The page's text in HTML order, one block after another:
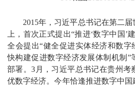
2015年，习近平总书记在第二
上，首次正式提出“推进‘数字中国’
全会提出“健全促进实体经济和数字
快构建促进数字经济发展体制机制”
部署。3月，习近平总书记在贵州考
优数字经济。今年恰逢推进数字中国